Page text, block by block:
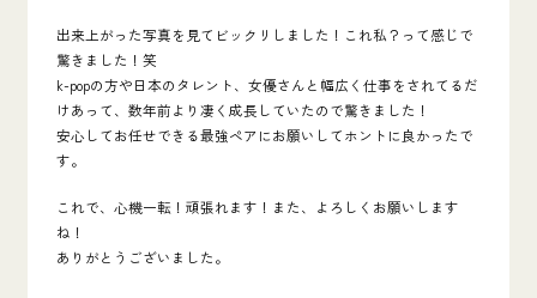
出来上がった写真を見てビックリしました！これ私？って感じで
驚きました！笑
k-popの方や日本のタレント、女優さんと幅広く仕事をされてるだ
けあって、数年前より凄く成長していたので驚きました！
安心してお任せできる最強ペアにお願いしてホントに良かったで
す。
これで、心機一転！頑張れます！また、よろしくお願いします
ね！
ありがとうございました。